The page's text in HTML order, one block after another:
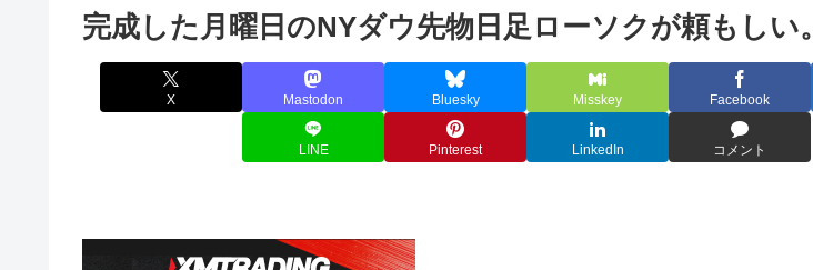
完成した月曜日のNYダウ先物日足ローソクが頼もしい。
X Mastodon Bluesky Misskey Facebook
LINE Pinterest LinkedIn コメント